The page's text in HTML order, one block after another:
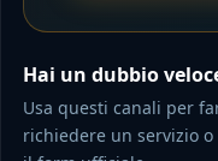
Hai un dubbio
Usa questi canali per
richiedere un servizio